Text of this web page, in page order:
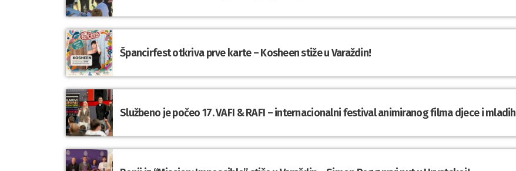
Špancirfest otkriva prve karte – Kosheen stiže u Varaždin!
Službeno je počeo 17. VAFI & RAFI – internacionalni festival animiranog filma djece i mladih